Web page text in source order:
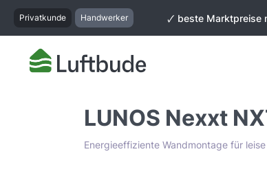
Zur Hauptnavigation springen
Privatkunde Handwerker 🗸 beste Marktpreise
LUNOS Nexxt
Energieeffiziente Wandmontage für